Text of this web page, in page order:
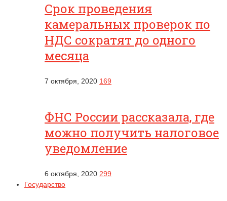
Срок проведения
камеральных проверок по
НДС сократят до одного
месяца
7 октября, 2020 169
ФНС России рассказала, где
можно получить налоговое
уведомление
6 октября, 2020 299
Государство